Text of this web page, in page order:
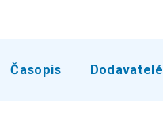
Časopis Dodavatelé